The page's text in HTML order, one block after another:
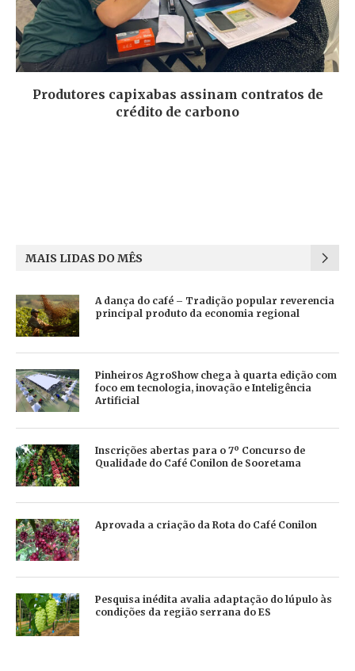
Produtores capixabas assinam contratos de
crédito de carbono
MAIS LIDAS DO MÊS
A dança do café – Tradição popular reverencia
principal produto da economia regional
Pinheiros AgroShow chega à quarta edição com
foco em tecnologia, inovação e Inteligência
Artificial
Inscrições abertas para o 7º Concurso de
Qualidade do Café Conilon de Sooretama
Aprovada a criação da Rota do Café Conilon
Pesquisa inédita avalia adaptação do lúpulo às
condições da região serrana do ES